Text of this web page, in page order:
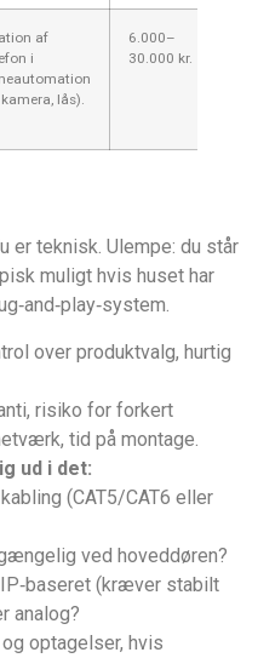
af
i
kamera, lås).
6.000–
30.000 kr.
er teknisk. Ulempe: du står
muligt hvis huset har
over produktvalg, hurtig
risiko for forkert
tid på montage.
ud i det:
(CAT5/CAT6 eller
ved hoveddøren?
(kræver stabilt
analog?
optagelser, hvis